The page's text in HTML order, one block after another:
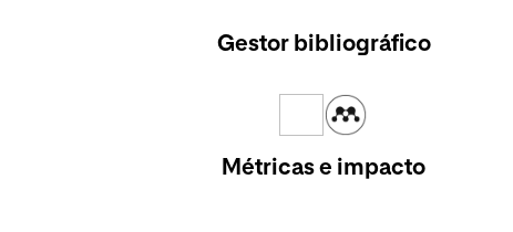
Gestor bibliográfico
Métricas e impacto